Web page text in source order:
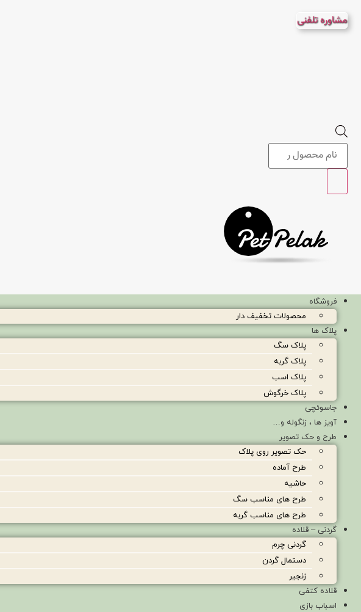
محتوا
مشاوره تلفنی
Products
search
فروشگاه
محصولات تخفیف دار
پلاک ها
پلاک سگ
پلاک گربه
پلاک اسب
پلاک خرگوش
جاسوئچی
آویز ها ، زنگوله و…
طرح و حک تصویر
حک تصویر روی پلاک
طرح آماده
حاشیه
طرح های مناسب سگ
طرح های مناسب گربه
گردنی – قلاده
گردنی چرم
دستمال گردن
زنجیر
قلاده کتفی
اسباب بازی